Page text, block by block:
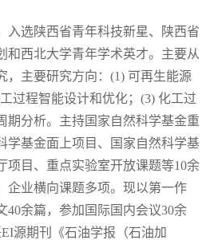
入选陕西省青年科技新星、陕西省
和西北大学青年学术英才。主要从
，主要研究方向：(1) 可再生能源
过程智能设计和优化；(3) 化工过
期分析。主持国家自然科学基金重
学基金面上项目、
国家自然科学基
项目、重点实验室开放课题等10余
企业横向课题多项。现以第一作
40余篇，参加国际国内会议30余
源期刊《石油学报（石油加